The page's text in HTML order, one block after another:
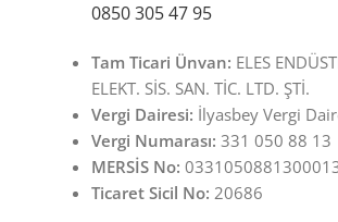
0850 305 47 95
Tam Ticari Ünvan: ELES
ELEKT. SİS. SAN. TİC. LTD. ŞTİ.
Vergi Dairesi: İlyasbey Vergi
Vergi Numarası: 331 050 88 13
MERSİS No:
Ticaret Sicil No: 20686